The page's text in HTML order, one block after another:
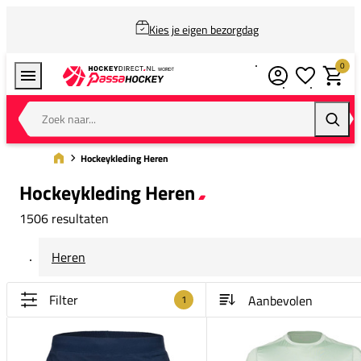
Kies je eigen bezorgdag
Zoek naar...
0
Hockeykleding Heren
Hockeykleding Heren
1506 resultaten
Heren
Filter 1